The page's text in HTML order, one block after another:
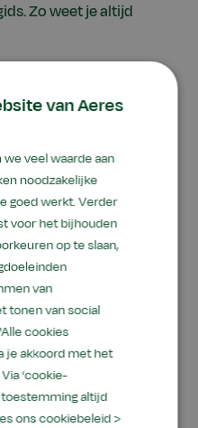
Zo weet je altijd
van Aeres
veel waarde aan
noodzakelijke
goed werkt. Verder
voor het bijhouden
op te slaan,
van
tonen van social
cookies
je akkoord met het
‘cookie-
toestemming altijd
ons cookiebeleid >